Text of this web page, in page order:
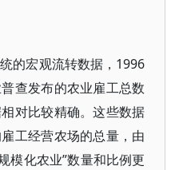
的宏观流转数据，1996
查发布的农业雇工总数
对比较精确。这些数据
工经营农场的总量，由
模化农业”数量和比例更